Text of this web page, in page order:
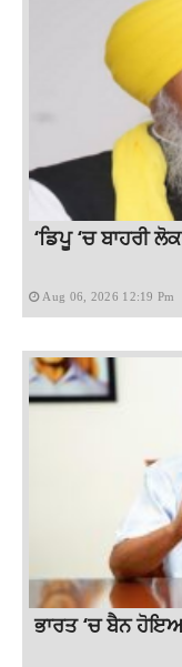
‘ਡਿਪੂ ‘ਚ ਬਾਹਰੀ
Aug 06, 2026 12:19 Pm
ਭਾਰਤ ‘ਚ ਬੈਨ